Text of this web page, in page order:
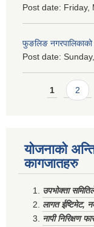
Post date: Friday,
फुङलिङ नगरपालिकाको
Post date:
Pages
1 2
योजनाको
कागजातहरु
उपभोक्ता
लागत ईष्टिमेट,
नापी निरिक्षण